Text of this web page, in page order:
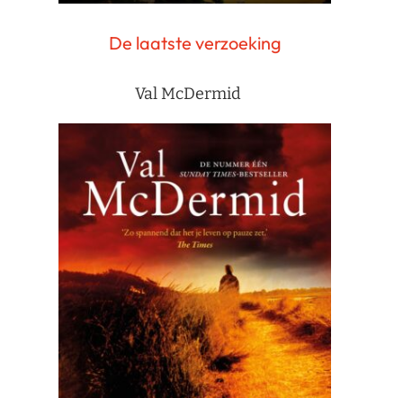
De laatste verzoeking
Val McDermid